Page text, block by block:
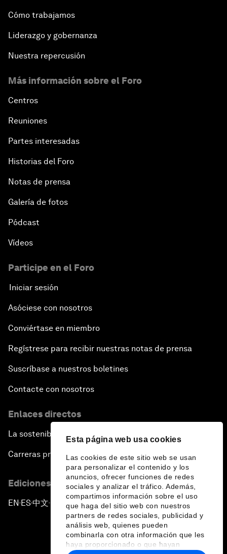
Esta página web usa cookies
Las cookies de este sitio web se usan
para personalizar el contenido y los
anuncios, ofrecer funciones de redes
sociales y analizar el tráfico. Además,
compartimos información sobre el uso
que haga del sitio web con nuestros
partners de redes sociales, publicidad y
análisis web, quienes pueden
combinarla con otra información que les
haya proporcionado o que hayan
Cómo trabajamos
Liderazgo y gobernanza
Nuestra repercusión
Más información sobre el Foro
Centros
Reuniones
Partes interesadas
Historias del Foro
Notas de prensa
Galería de fotos
Pódcast
Vídeos
Participe en el Foro
Iniciar sesión
Asóciese con nosotros
Conviértase en miembro
Regístrese para recibir nuestras notas de prensa
Suscríbase a nuestros boletines
Contacte con nosotros
Enlaces directos
La sostenibilidad en el Foro
Carreras profesionales
Ediciones en otros idiomas
EN ▪ES▪中文▪ 日本語